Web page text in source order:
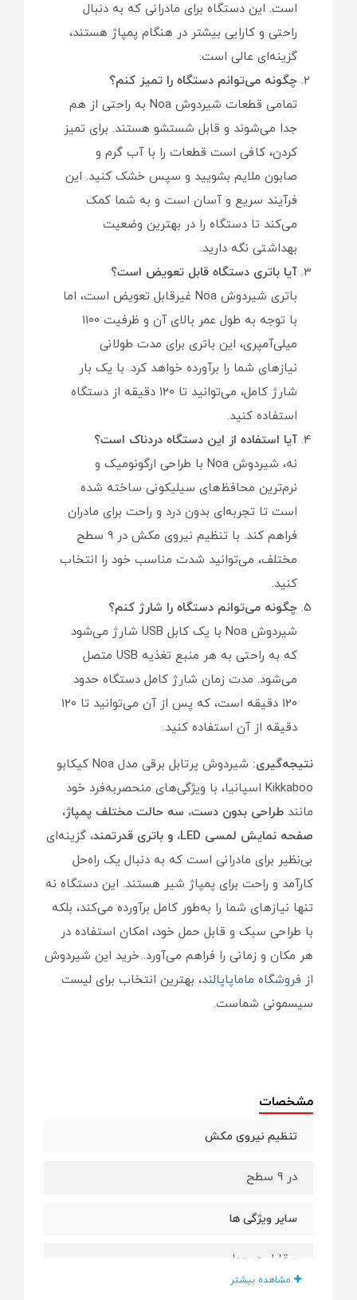
است. این دستگاه برای مادرانی که به دنبال
راحتی و کارایی بیشتر در هنگام پمپاژ هستند،
گزینه‌ای عالی است.
چگونه می‌توانم دستگاه را تمیز کنم؟
تمامی قطعات شیردوش Noa به راحتی از هم
جدا می‌شوند و قابل شستشو هستند. برای تمیز
کردن، کافی است قطعات را با آب گرم و
صابون ملایم بشویید و سپس خشک کنید. این
فرآیند سریع و آسان است و به شما کمک
می‌کند تا دستگاه را در بهترین وضعیت
بهداشتی نگه دارید.
آیا باتری دستگاه قابل تعویض است؟
باتری شیردوش Noa غیرقابل تعویض است، اما
با توجه به طول عمر بالای آن و ظرفیت 1100
میلی‌آمپری، این باتری برای مدت طولانی
نیازهای شما را برآورده خواهد کرد. با یک بار
شارژ کامل، می‌توانید تا 120 دقیقه از دستگاه
استفاده کنید.
آیا استفاده از این دستگاه دردناک است؟
نه، شیردوش Noa با طراحی ارگونومیک و
نرم‌ترین محافظ‌های سیلیکونی ساخته شده
است تا تجربه‌ای بدون درد و راحت برای مادران
فراهم کند. با تنظیم نیروی مکش در 9 سطح
مختلف، می‌توانید شدت مناسب خود را انتخاب
کنید.
چگونه می‌توانم دستگاه را شارژ کنم؟
شیردوش Noa با یک کابل USB شارژ می‌شود
که به راحتی به هر منبع تغذیه USB متصل
می‌شود. مدت زمان شارژ کامل دستگاه حدود
120 دقیقه است، که پس از آن می‌توانید تا 120
دقیقه از آن استفاده کنید.
نتیجه‌گیری:
شیردوش پرتابل برقی مدل Noa کیکابو
Kikkaboo اسپانیا، با ویژگی‌های منحصربه‌فرد خود
مانند طراحی بدون دست، سه حالت مختلف پمپاژ،
صفحه نمایش لمسی LED، و باتری قدرتمند،
گزینه‌ای
بی‌نظیر برای مادرانی است که به دنبال یک راه‌حل
کارآمد و راحت برای پمپاژ شیر هستند. این دستگاه نه
تنها نیازهای شما را به‌طور کامل برآورده می‌کند، بلکه
با طراحی سبک و قابل حمل خود، امکان استفاده در
هر مکان و زمانی را فراهم می‌آورد. خرید این شیردوش
از فروشگاه ماماپاپالند، بهترین انتخاب برای لیست
سیسمونی شماست.
مشخصات
تنظیم نیروی مکش
در 9 سطح
سایر ویژگی ها
- قابلیت حمل
مشاهده بیشتر